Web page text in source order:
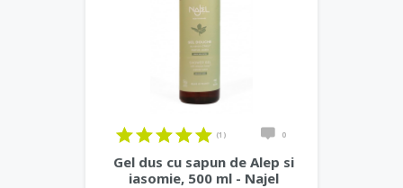
(1) 0
Gel dus cu sapun de Alep si
iasomie, 500 ml - Najel